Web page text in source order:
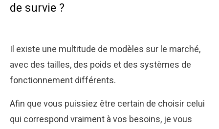
de survie ?
Il existe une multitude de modèles sur le marché,
avec des tailles, des poids et des systèmes de
fonctionnement différents.
Afin que vous puissiez être certain de choisir celui
qui correspond vraiment à vos besoins, je vous